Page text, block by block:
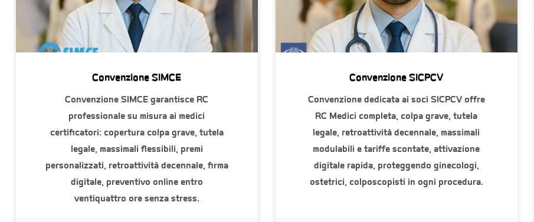
Convenzione SIMCE
Convenzione SIMCE garantisce RC
professionale su misura ai medici
certificatori: copertura colpa grave, tutela
legale, massimali flessibili, premi
personalizzati, retroattività decennale, firma
digitale, preventivo online entro
ventiquattro ore senza stress.
Convenzione SICPCV
Convenzione dedicata ai soci SICPCV offre
RC Medici completa, colpa grave, tutela
legale, retroattività decennale, massimali
modulabili e tariffe scontate, attivazione
digitale rapida, proteggendo ginecologi,
ostetrici, colposcopisti in ogni procedura.